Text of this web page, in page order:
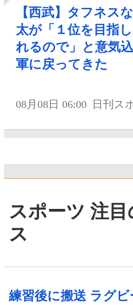
【西武】タフネス
太が「１位を目指
れるので」と意気
軍に戻ってきた
08月08日 06:00 日刊ス
スポーツ 注
ス
練習後に搬送 ラグビ